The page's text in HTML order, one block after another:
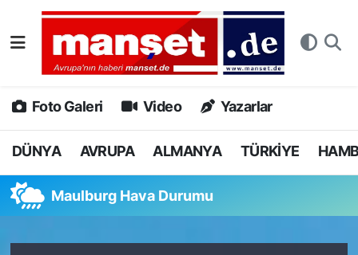
Foto Galeri Video Yazarlar
DÜNYA AVRUPA ALMANYA TÜRKİYE
Maulburg Hava Durumu
DÜNYA
AVRUPA
ALMANYA
Nöbetçi Eczaneler
Hava Durumu
Namaz Vakitleri